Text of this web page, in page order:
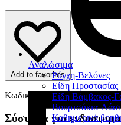
Αναλώσιμα
Ρύγχη-Βελόνες
Είδη Προστασίας
Είδη Βάμβακος-
Βουρτσάκια-
Καθημερινά
Add to favorites
Κωδικός Προϊόντος: 3869
Σύστημα για